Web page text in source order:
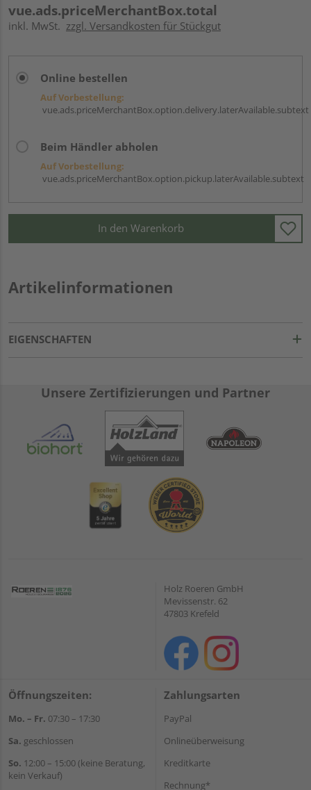
vue.ads.priceMerchantBox.total
inkl. MwSt. zzgl. Versandkosten für Stückgut
Online bestellen
Auf Vorbestellung:
vue.ads.priceMerchantBox.option.delivery.laterAvailable.subtext
Beim Händler abholen
Auf Vorbestellung:
vue.ads.priceMerchantBox.option.pickup.laterAvailable.subtext
In den Warenkorb
Artikelinformationen
EIGENSCHAFTEN
Unsere Zertifizierungen und Partner
Holz Roeren GmbH
Mevissenstr. 62
47803 Krefeld
Öffnungszeiten:
Mo. – Fr. 07:30 – 17:30
Sa. geschlossen
So. 12:00 – 15:00 (keine Beratung,
kein Verkauf)
Zahlungsarten
PayPal
Onlineüberweisung
Kreditkarte
Rechnung*